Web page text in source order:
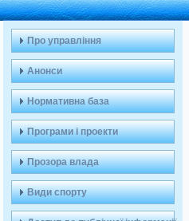
Про управління
Анонси
Нормативна база
Програми і проекти
Прозора влада
Види спорту